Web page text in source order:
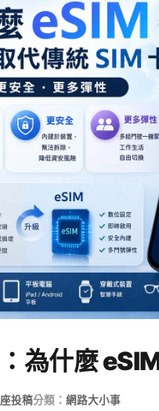
為什麼
投稿分類： 網路大小事